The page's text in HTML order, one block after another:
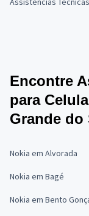
Encontre
para
Grande do
Nokia em Alvorada
Nokia em Bagé
Nokia em Bento